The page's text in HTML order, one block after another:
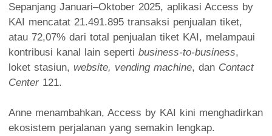
Sepanjang Januari–Oktober 2025, aplikasi Access by
KAI mencatat 21.491.895 transaksi penjualan tiket,
atau 72,07% dari total penjualan tiket KAI, melampaui
kontribusi kanal lain seperti business-to-business,
loket stasiun, website, vending machine, dan Contact
Center 121.
Anne menambahkan, Access by KAI kini menghadirkan
ekosistem perjalanan yang semakin lengkap.